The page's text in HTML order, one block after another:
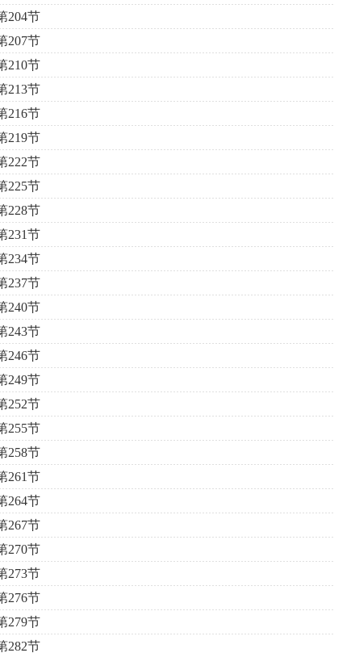
204节
207节
210节
213节
216节
219节
222节
225节
228节
231节
234节
237节
240节
243节
246节
249节
252节
255节
258节
261节
264节
267节
270节
273节
276节
279节
282节